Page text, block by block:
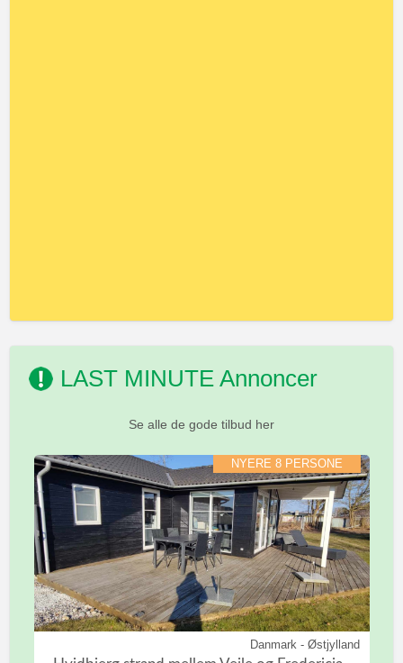
LAST MINUTE Annoncer
Se alle de gode tilbud her
NYERE 8 PERSONE
Danmark - Østjylland